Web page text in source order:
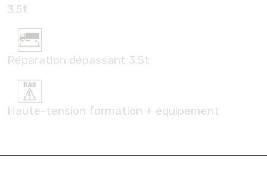
3.5t
Réparation dépassant 3.5t
Haute-tension formation + équipement